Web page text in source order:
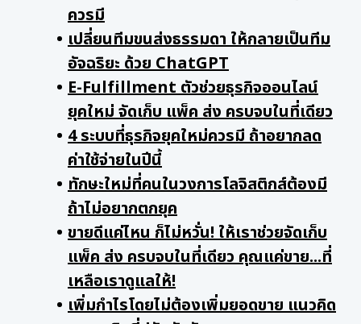
ควรมี
เปลี่ยนทีมขนส่งธรรมดา ให้กลายเป็นทีม
อัจฉริยะ ด้วย ChatGPT
E-Fulfillment ตัวช่วยธุรกิจออนไลน์
ยุคใหม่ จัดเก็บ แพ็ค ส่ง ครบจบในที่เดียว
4 ระบบที่ธุรกิจยุคใหม่ควรมี ถ้าอยากลด
ค่าใช้จ่ายในปีนี้
ทักษะใหม่ที่คนในวงการโลจิสติกส์ต้องมี
ถ้าไม่อยากตกยุค
ขายดีแค่ไหน ก็ไม่หวั่น! ให้เราช่วยจัดเก็บ
แพ็ค ส่ง ครบจบในที่เดียว คุณแค่ขาย...ที่
เหลือเราดูแลให้!
เพิ่มกำไรโดยไม่ต้องเพิ่มยอดขาย แนวคิด